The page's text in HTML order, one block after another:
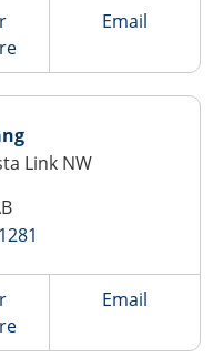
Email
Link NW
Email